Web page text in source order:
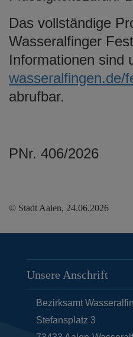
Das vollständige
Wasseralfinger
Informationen sind
wasseralfingen.de/
abrufbar.
PNr. 406/2026
© Stadt Aalen, 24.06.2026
Unsere Anschrift
Bezirksamt
Stefansplatz 3